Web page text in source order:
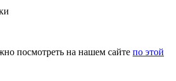
посмотреть на нашем сайте по этой